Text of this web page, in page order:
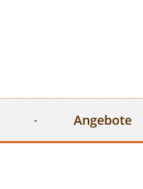
Angebote